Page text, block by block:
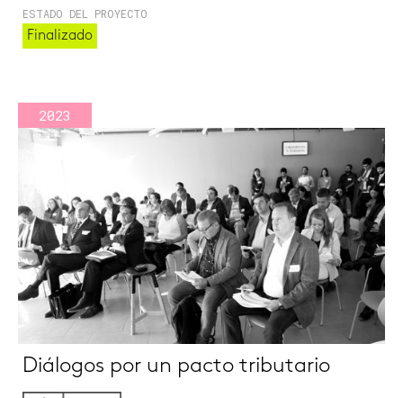
ESTADO DEL PROYECTO
Finalizado
2023
Diálogos por un pacto tributario